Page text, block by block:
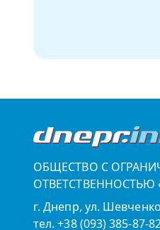
ОБЩЕСТВО С
ОТВЕТСТВЕННОСТЬЮ
г. Днепр, ул.
тел. +38 (093) 385-87-